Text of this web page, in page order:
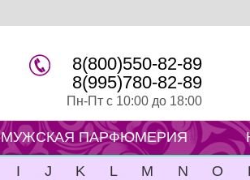
8(800)550-82-89
8(995)780-82-89
Пн-Пт с 10:00 до 18:00
МУЖСКАЯ ПАРФЮМЕРИЯ
I J K L M N O